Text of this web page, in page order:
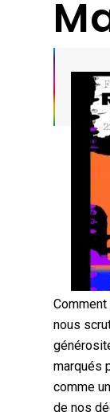
nous
marqués
comme
de nos